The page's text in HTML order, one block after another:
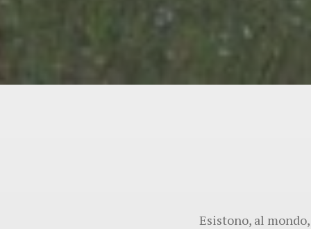
Esistono, al